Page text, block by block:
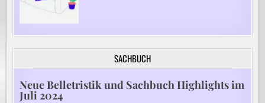
SACHBUCH
Neue Belletristik und Sachbuch Highlights im
Juli 2024